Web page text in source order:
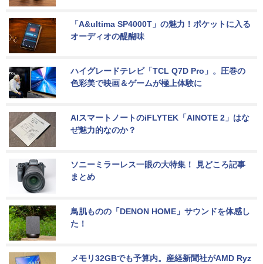
「A&ultima SP4000T」の魅力！ポケットに入る
オーディオの醍醐味
ハイグレードテレビ「TCL Q7D Pro」。圧巻の
色彩美で映画＆ゲームが極上体験に
AIスマートノートのiFLYTEK「AINOTE 2」はな
ぜ魅力的なのか？
ソニーミラーレス一眼の大特集！ 見どころ記事
まとめ
鳥肌ものの「DENON HOME」サウンドを体感し
た！
メモリ32GBでも予算内。産経新聞社がAMD Ryz